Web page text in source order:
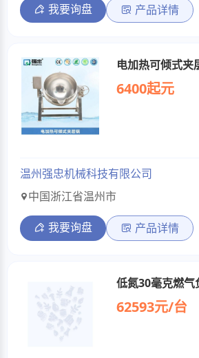
我要询盘 产品详情
电加热可倾式夹
6400起元
温州强忠机械科技有限公司
中国浙江省温州市
我要询盘 产品详情
低氮30毫克燃
62593元/台